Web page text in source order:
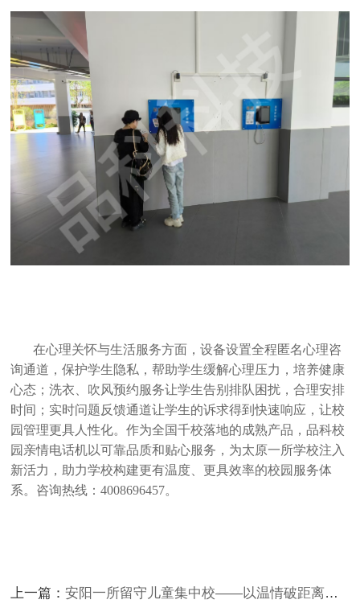
在心理关怀与生活服务方面，设备设置全程匿名心理咨
询通道，保护学生隐私，帮助学生缓解心理压力，培养健康
心态；洗衣、吹风预约服务让学生告别排队困扰，合理安排
时间；实时问题反馈通道让学生的诉求得到快速响应，让校
园管理更具人性化。作为全国千校落地的成熟产品，品科校
园亲情电话机以可靠品质和贴心服务，为太原一所学校注入
新活力，助力学校构建更有温度、更具效率的校园服务体
系。咨询热线：4008696457。
上一篇：安阳一所留守儿童集中校——以温情破距离，守护学子健康成长